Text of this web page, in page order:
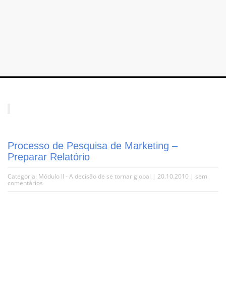
Processo de Pesquisa de Marketing –
Preparar Relatório
Categoria: Módulo II - A decisão de se tornar global | 20.10.2010 | sem
comentários